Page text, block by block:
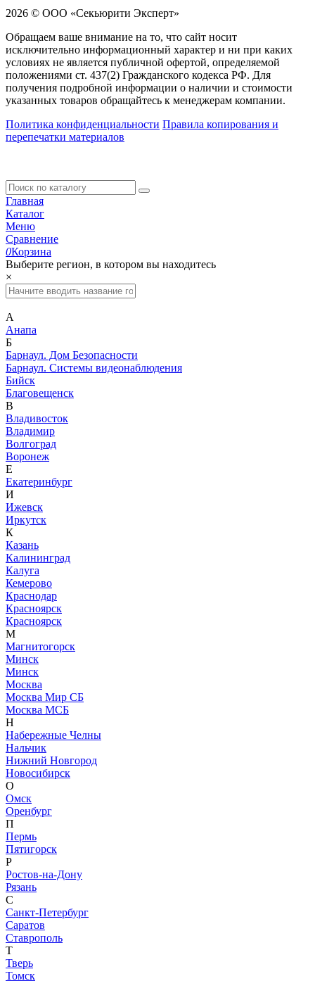
2026 © ООО «Секьюрити Эксперт»
Обращаем ваше внимание на то, что сайт носит
исключительно информационный характер и ни при каких
условиях не является публичной офертой, определяемой
положениями ст. 437(2) Гражданского кодекса РФ. Для
получения подробной информации о наличии и стоимости
указанных товаров обращайтесь к менеджерам компании.
Политика конфиденциальности Правила копирования и
перепечатки материалов
Главная
Каталог
Меню
Сравнение
0Корзина
Выберите регион, в котором вы находитесь
×
А
Анапа
Б
Барнаул. Дом Безопасности
Барнаул. Системы видеонаблюдения
Бийск
Благовещенск
В
Владивосток
Владимир
Волгоград
Воронеж
Е
Екатеринбург
И
Ижевск
Иркутск
К
Казань
Калининград
Калуга
Кемерово
Краснодар
Красноярск
Красноярск
М
Магнитогорск
Минск
Минск
Москва
Москва Мир СБ
Москва МСБ
Н
Набережные Челны
Нальчик
Нижний Новгород
Новосибирск
О
Омск
Оренбург
П
Пермь
Пятигорск
Р
Ростов-на-Дону
Рязань
С
Санкт-Петербург
Саратов
Ставрополь
Т
Тверь
Томск